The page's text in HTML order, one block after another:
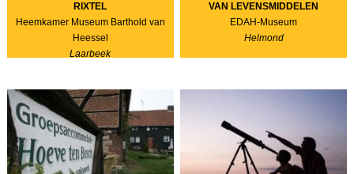
RIXTEL
Heemkamer Museum Barthold van
Heessel
Laarbeek
VAN LEVENSMIDDELEN
EDAH-Museum
Helmond